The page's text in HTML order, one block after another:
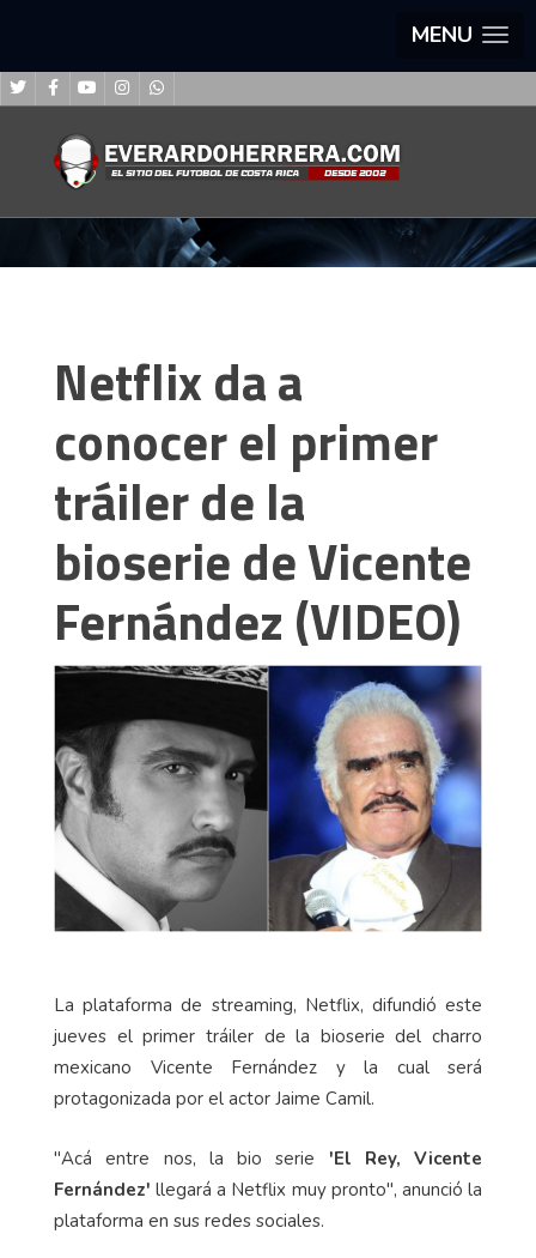
MENU
Netflix da a
conocer el primer
tráiler de la
bioserie de Vicente
Fernández (VIDEO)
La plataforma de streaming, Netflix, difundió este
jueves el primer tráiler de la bioserie del charro
mexicano Vicente Fernández y la cual será
protagonizada por el actor Jaime Camil.
"Acá entre nos, la bio serie 'El Rey, Vicente
Fernández' llegará a Netflix muy pronto", anunció la
plataforma en sus redes sociales.